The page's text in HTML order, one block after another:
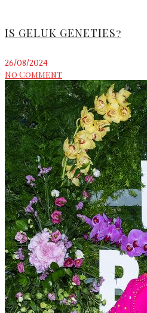
IS GELUK GENETIES?
26/08/2024
No Comment